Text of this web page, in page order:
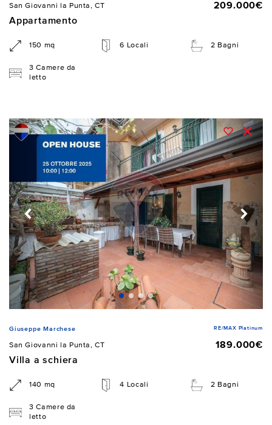
San Giovanni la Punta, CT
209.000€
Appartamento
150 mq 6 Locali 2 Bagni
3 Camere da
letto
Giuseppe Marchese RE/MAX Platinum
San Giovanni la Punta, CT
189.000€
Villa a schiera
140 mq 4 Locali 2 Bagni
3 Camere da
letto